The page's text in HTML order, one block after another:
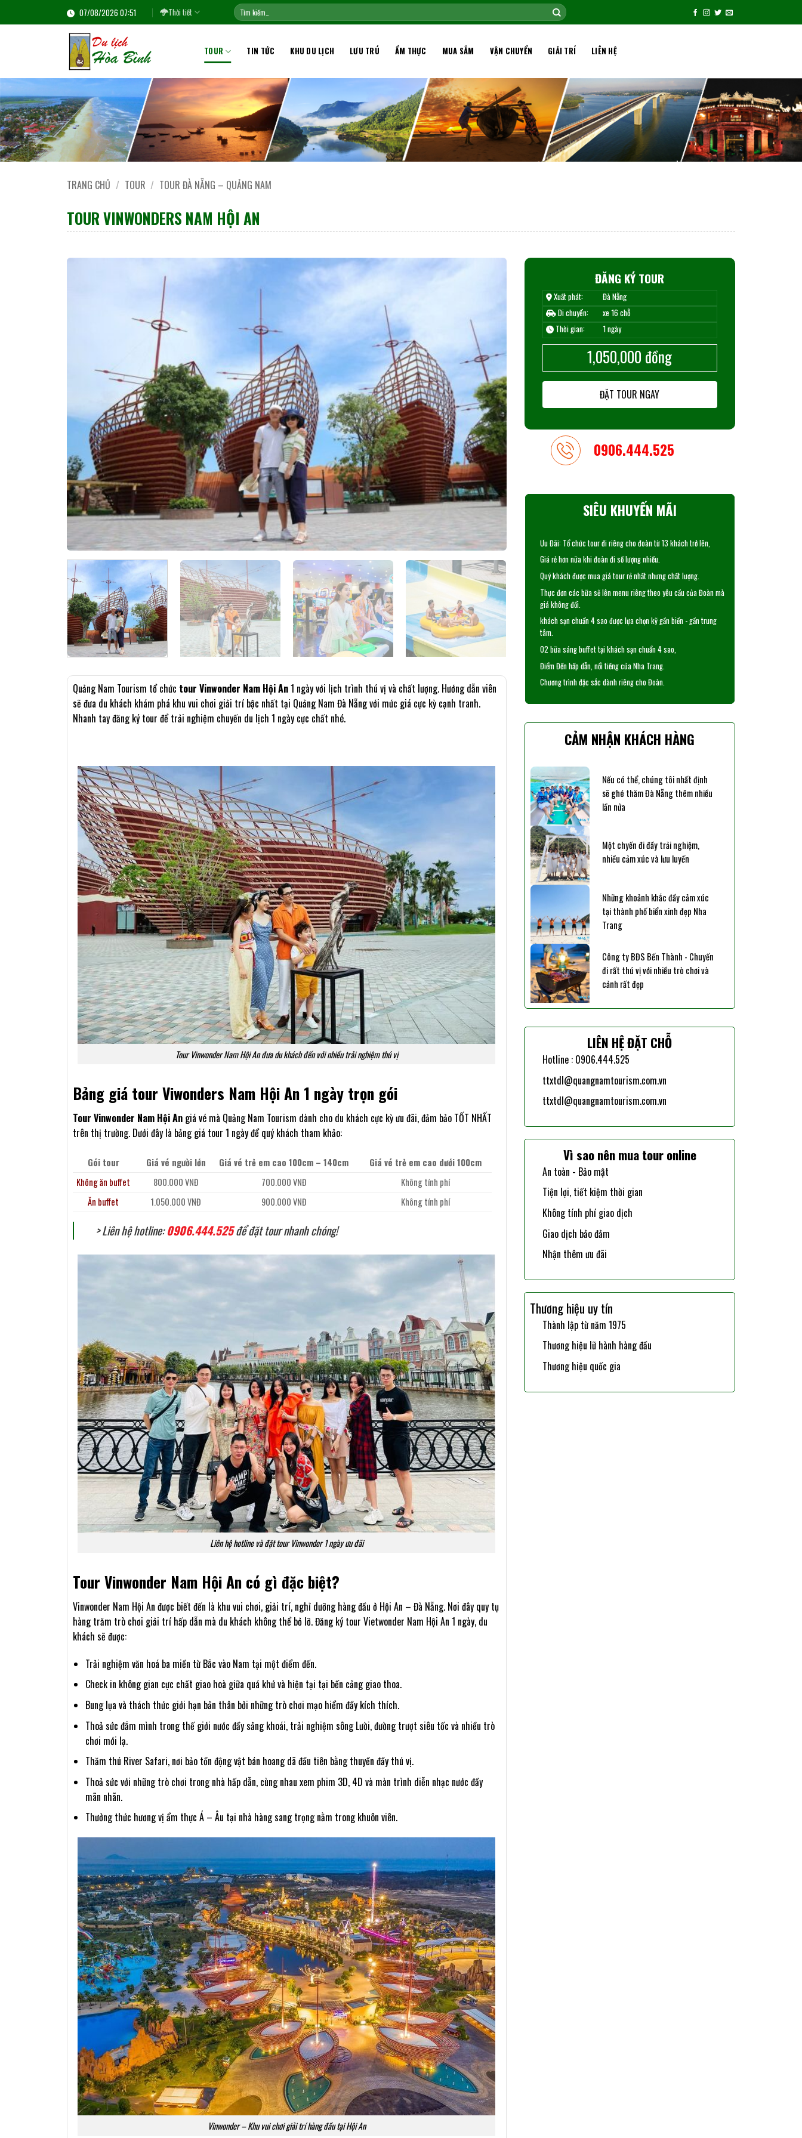
qua
07/08/2026 07:51 Thời tiết
Tìm
kiếm:
TOUR TIN TỨC KHU DU LỊCH LƯU TRÚ ẨM THỰC MUA SẮM VẬN CHUYỂN GIẢI TRÍ LIÊN HỆ
TRANG CHỦ / TOUR / TOUR ĐÀ NẴNG – QUẢNG NAM
TOUR VINWONDERS NAM HỘI AN
Quảng Nam Tourism tổ chức tour Vinwonder Nam Hội An1 ngày với lịch trình thú vị và chất lượng. Hướng dẫn viên
sẽ đưa du khách khám phá khu vui chơi giải trí bậc nhất tại Quảng Nam Đà Nẵng với mức giá cực kỳ cạnh tranh.
Nhanh tay đăng ký tour để trải nghiệm chuyến du lịch 1 ngày cực chất nhé.
Tour Vinwonder Nam Hội An đưa du khách đến với nhiều trải nghiệm thú vị
Bảng giá tour Viwonders Nam Hội An 1 ngày trọn gói
Tour Vinwonder Nam Hội An giá vé mà Quảng Nam Tourism dành cho du khách cực kỳ ưu đãi, đảm bảo TỐT NHẤT
trên thị trường. Dưới đây là bảng giá tour 1 ngày để quý khách tham khảo:
Gói tour Giá vé người lớn Giá vé trẻ em cao 100cm – 140cm
Giá vé trẻ em cao dưới 100cm
Không ăn buffet
800.000 VNĐ 700.000 VNĐ
Không tính phí
Ăn buffet
1.050.000 VNĐ 900.000 VNĐ Không tính phí
> Liên hệ hotline:0906.444.525để đặt tour nhanh chóng!
Liên hệ hotline và đặt tour Vinwonder 1 ngày ưu đãi
Tour Vinwonder Nam Hội An có gì đặc biệt?
Vinwonder Nam Hội An được biết đến là khu vui chơi, giải trí, nghỉ dưỡng hàng đầu ở Hội An – Đà Nẵng. Nơi đây quy tụ
hàng trăm trò chơi giải trí hấp dẫn mà du khách không thể bỏ lỡ. Đăng ký tour Vietwonder Nam Hội An 1 ngày, du
khách sẽ được:
Trải nghiệm văn hoá ba miền từ Bắc vào Nam tại một điểm đến.
Check in không gian cực chất giao hoà giữa quá khứ và hiện tại tại bến cảng giao thoa.
Bung lụa và thách thức giới hạn bản thân bởi những trò chơi mạo hiểm đầy kích thích.
Thoả sức đắm mình trong thế giới nước đầy sảng khoái, trải nghiệm sông Lười, đường trượt siêu tốc và nhiều trò
chơi mới lạ.
Thăm thú River Safari, nơi bảo tồn động vật bán hoang dã đầu tiên bằng thuyền đầy thú vị.
Thoả sức với những trò chơi trong nhà hấp dẫn, cùng nhau xem phim 3D, 4D và màn trình diễn nhạc nước đầy
mãn nhãn.
Thưởng thức hương vị ẩm thực Á – Âu tại nhà hàng sang trọng nằm trong khuôn viên.
Vinwonder – Khu vui chơi giải trí hàng đầu tại Hội An
ĐĂNG KÝ TOUR
Xuất phát:
Đà Nẵng
Di chuyển:
xe 16 chỗ
Thời gian:
1 ngày
1,050,000 đồng
ĐẶT TOUR NGAY
0906.444.525
SIÊU KHUYẾN MÃI
Ưu Đãi: Tổ chức tour đi riêng cho đoàn từ 13 khách trở lên,
Giá rẻ hơn nữa khi đoàn đi số lượng nhiều.
Quý khách được mua giá tour rẻ nhất nhưng chất lượng.
Thực đơn các bữa sẽ lên menu riêng theo yêu cầu của Đoàn mà
giá không đổi.
khách sạn chuẩn 4 sao được lựa chọn kỹ gần biển - gần trung
tâm.
02 bữa sáng buffet tại khách sạn chuẩn 4 sao,
Điểm Đến hấp dẫn, nổi tiếng của Nha Trang.
Chương trình đặc sắc dành riêng cho Đoàn.
CẢM NHẬN KHÁCH HÀNG
Nếu có thể, chúng tôi nhất định
sẽ ghé thăm Đà Nẵng thêm nhiều
lần nửa
Một chyến đi đầy trải nghiệm,
nhiều cảm xúc và lưu luyến
Những khoảnh khắc đầy cảm xúc
tại thành phố biển xinh đẹp Nha
Trang
Công ty BĐS Bến Thành - Chuyến
đi rất thú vị với nhiều trò chơi và
cảnh rất đẹp
LIÊN HỆ ĐẶT CHỖ
Hotline : 0906.444.525
ttxtdl@quangnamtourism.com.vn
ttxtdl@quangnamtourism.com.vn
Vì sao nên mua tour online
An toàn - Bảo mật
Tiện lợi, tiết kiệm thời gian
Không tính phí giao dịch
Giao dịch bảo đảm
Nhận thêm ưu đãi
Thương hiệu uy tín
Thành lập từ năm 1975
Thương hiệu lữ hành hàng đầu
Thương hiệu quốc gia